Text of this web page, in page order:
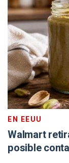
EN EEUU
Walmart
posible